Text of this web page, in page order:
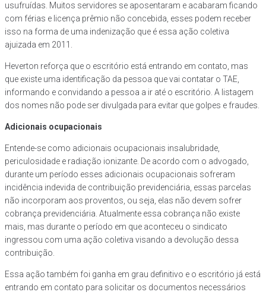
usufruídas. Muitos servidores se aposentaram e acabaram ficando
com férias e licença prêmio não concebida, esses podem receber
isso na forma de uma indenização que é essa ação coletiva
ajuizada em 2011.
Heverton reforça que o escritório está entrando em contato, mas
que existe uma identificação da pessoa que vai contatar o TAE,
informando e convidando a pessoa a ir até o escritório. A listagem
dos nomes não pode ser divulgada para evitar que golpes e fraudes.
Adicionais ocupacionais
Entende-se como adicionais ocupacionais insalubridade,
periculosidade e radiação ionizante. De acordo com o advogado,
durante um período esses adicionais ocupacionais sofreram
incidência indevida de contribuição previdenciária, essas parcelas
não incorporam aos proventos, ou seja, elas não devem sofrer
cobrança previdenciária. Atualmente essa cobrança não existe
mais, mas durante o período em que aconteceu o sindicato
ingressou com uma ação coletiva visando a devolução dessa
contribuição.
Essa ação também foi ganha em grau definitivo e o escritório já está
entrando em contato para solicitar os documentos necessários